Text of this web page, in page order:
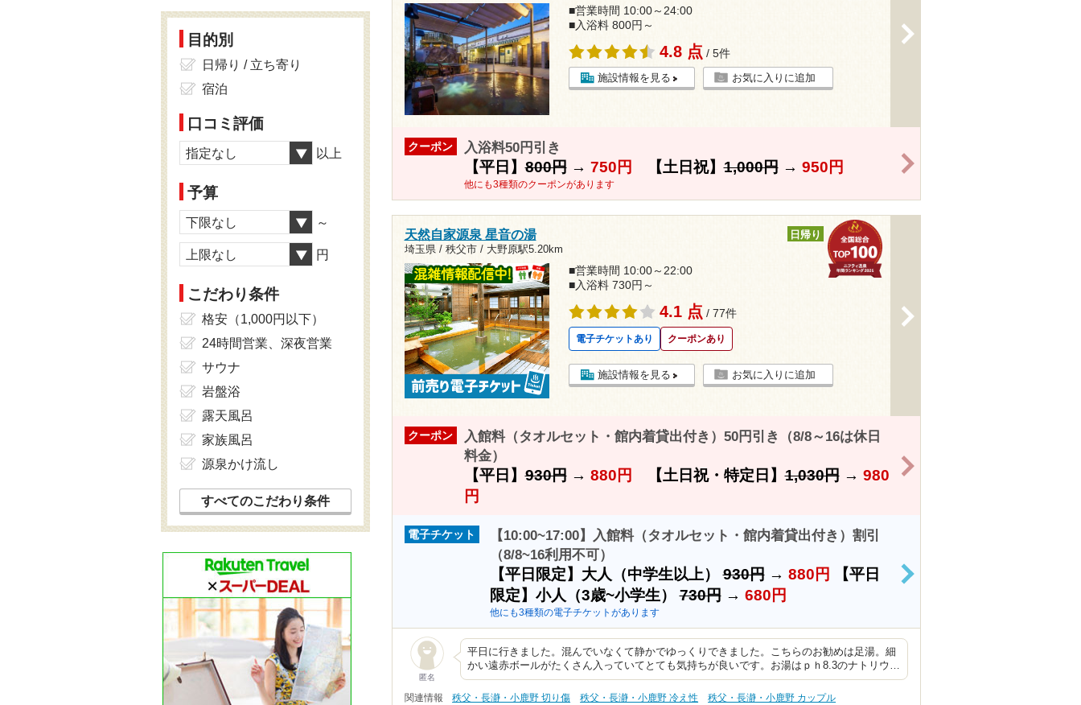
■営業時間 10:00～24:00
■入浴料 800円～
4.8 点 / 5件
施設情報を見る お気に入りに追加
クーポン 入浴料50円引き
【平日】800円→ 750円 【土日祝】1,000円→ 950円
他にも3種類のクーポンがあります
>
天然自家源泉 星音の湯
埼玉県 / 秩父市 / 大野原駅5.20km
日帰り
■営業時間 10:00～22:00
■入浴料 730円～
4.1 点 / 77件
電子チケットあり クーポンあり
施設情報を見る お気に入りに追加
クーポン
入館料（タオルセット・館内着貸出付き）50円引き（8/8～16は休日
料金）
【平日】930円→ 880円 【土日祝・特定日】1,030円→ 980
円
電子チケット
【10:00~17:00】入館料（タオルセット・館内着貸出付き）割引
（8/8~16利用不可）
【平日限定】大人（中学生以上）930円→ 880円
【平日
限定】小人（3歳~小学生）730円→ 680円
他にも3種類の電子チケットがあります
>
匿名
平日に行きました。混んでいなくて静かでゆっくりできました。こちらのお勧めは足湯。細
かい遠赤ボールがたくさん入っていてとても気持ちが良いです。お湯はｐｈ8.3のナトリウ…
関連情報 秩父・長瀞・小鹿野 切り傷 秩父・長瀞・小鹿野 冷え性
秩父・長瀞・小鹿野 カップル
目的別
日帰り / 立ち寄り
宿泊
口コミ評価
指定なし 以上
予算
下限なし ～
上限なし 円
こだわり条件
格安（1,000円以下）
24時間営業、深夜営業
サウナ
岩盤浴
露天風呂
家族風呂
源泉かけ流し
すべてのこだわり条件